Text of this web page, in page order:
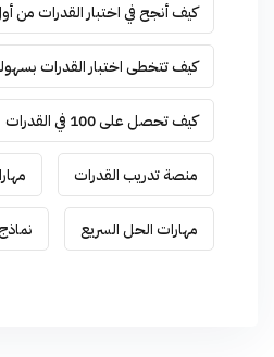
كيف أنجح في اختبار القدرات من
كيف تتخطى اختبار القدرات
كيف تحصل على 100 في القدرات
منصة تدريب القدرات
مهارات الحل السريع